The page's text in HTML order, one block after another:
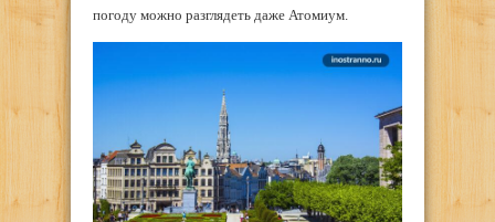
погоду можно разглядеть даже Атомиум.